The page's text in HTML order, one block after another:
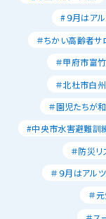
#９月はア
＃ちかい高齢者サ
＃甲府市富
＃北杜市白
＃園児たちが
#中央市水害避難訓
＃防災
＃９月はアル
＃